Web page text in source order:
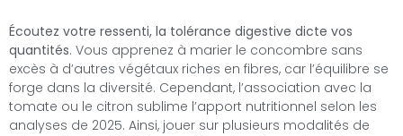
Écoutez votre ressenti, la tolérance digestive dicte vos
quantités. Vous apprenez à marier le concombre sans
excès à d’autres végétaux riches en fibres, car l’équilibre se
forge dans la diversité. Cependant, l’association avec la
tomate ou le citron sublime l’apport nutritionnel selon les
analyses de 2025. Ainsi, jouer sur plusieurs modalités de